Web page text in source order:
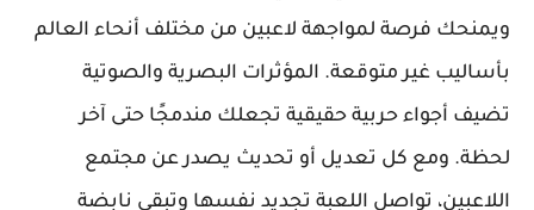
ويمنحك فرصة لمواجهة لاعبين من مختلف أنحاء العالم
بأساليب غير متوقعة. المؤثرات البصرية والصوتية
تضيف أجواء حربية حقيقية تجعلك مندمجًا حتى آخر
لحظة. ومع كل تعديل أو تحديث يصدر عن مجتمع
اللاعبين، تواصل اللعبة تجديد نفسها وتبقى نابضة